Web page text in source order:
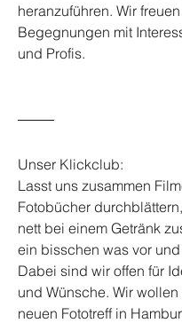
heranzuführen. Wir
Begegnungen mit
und Profis.
Unser Klickclub:
Lasst uns zusammen
Fotobücher
nett bei einem Getränk
ein bisschen was vor
Dabei sind wir offen für
und Wünsche. Wir
neuen Fototreff in